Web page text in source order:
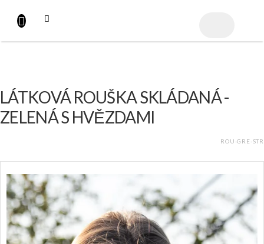
obsah
LÁTKOVÁ ROUŠKA SKLÁDANÁ -
ZELENÁ S HVĚZDAMI
ROU-GRE-STR